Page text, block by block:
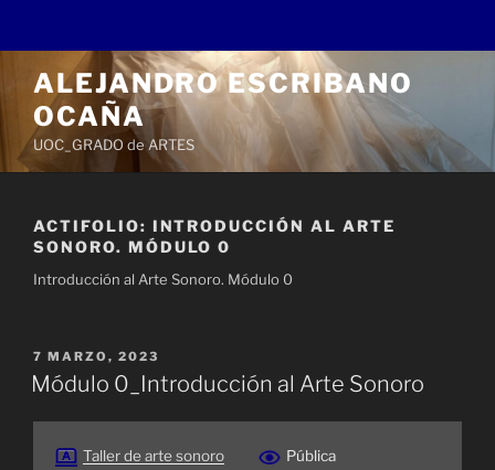
contenido
ALEJANDRO ESCRIBANO
OCAÑA
UOC_GRADO de ARTES
ACTIFOLIO: INTRODUCCIÓN AL ARTE
SONORO. MÓDULO 0
Introducción al Arte Sonoro. Módulo 0
PUBLICADO
EL
7 MARZO, 2023
Módulo 0_Introducción al Arte Sonoro
Taller de arte sonoro
Pública